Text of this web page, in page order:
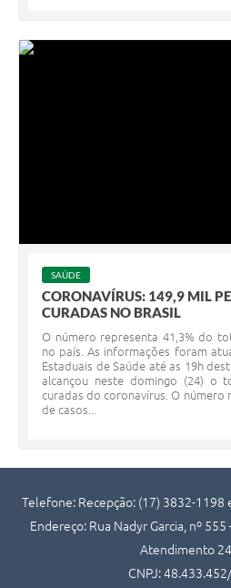
SAÚDE
CORONAVÍRUS: 149,9 MIL
CURADAS NO BRASIL
O número representa 41,3% do
no país. As informações foram
Estaduais de Saúde até as 19h
alcançou neste domingo (24) o
curadas do coronavírus. O número
de casos...
Telefone: Recepção: (17) 3832-1198
Endereço: Rua Nadyr Garcia, nº
Atendimento
CNPJ: